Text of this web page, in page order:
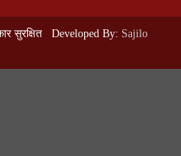
सुरक्षित Developed By: Sajilo